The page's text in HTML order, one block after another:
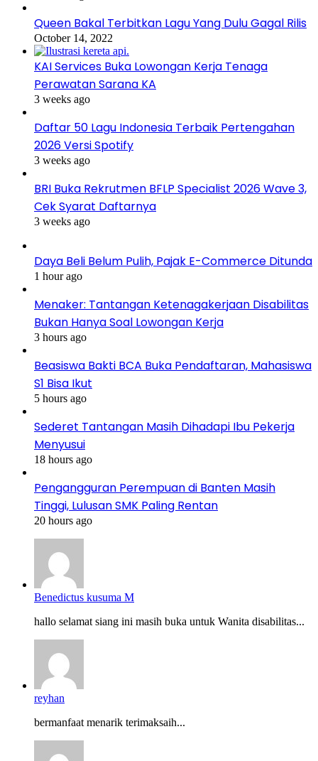
Queen Bakal Terbitkan Lagu Yang Dulu Gagal Rilis
October 14, 2022
KAI Services Buka Lowongan Kerja Tenaga
Perawatan Sarana KA
3 weeks ago
Daftar 50 Lagu Indonesia Terbaik Pertengahan
2026 Versi Spotify
3 weeks ago
BRI Buka Rekrutmen BFLP Specialist 2026 Wave 3,
Cek Syarat Daftarnya
3 weeks ago
Daya Beli Belum Pulih, Pajak E-Commerce Ditunda
1 hour ago
Menaker: Tantangan Ketenagakerjaan Disabilitas
Bukan Hanya Soal Lowongan Kerja
3 hours ago
Beasiswa Bakti BCA Buka Pendaftaran, Mahasiswa
S1 Bisa Ikut
5 hours ago
Sederet Tantangan Masih Dihadapi Ibu Pekerja
Menyusui
18 hours ago
Pengangguran Perempuan di Banten Masih
Tinggi, Lulusan SMK Paling Rentan
20 hours ago
Benedictus kusuma M
hallo selamat siang ini masih buka untuk Wanita disabilitas...
reyhan
bermanfaat menarik terimaksaih...